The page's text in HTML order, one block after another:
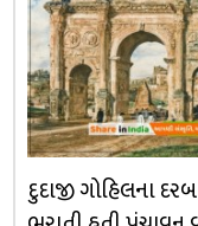
દુદાજી ગોહિલના